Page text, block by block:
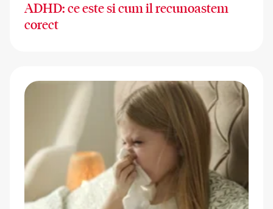
ADHD: ce este si cum il recunoastem
corect